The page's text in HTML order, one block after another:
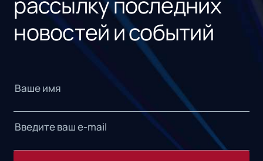
новостей и событий